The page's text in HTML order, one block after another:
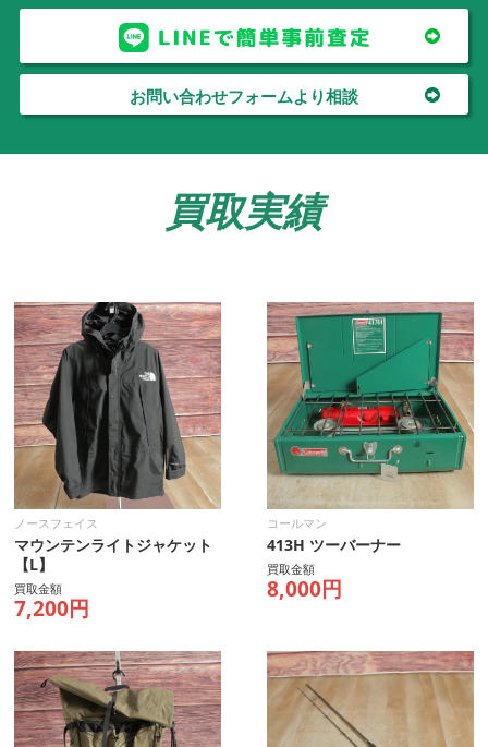
お問い合わせフォームより相談
買取実績
ノースフェイス
マウンテンライトジャケット
【L】
買取金額
7,200円
コールマン
413H ツーバーナー
買取金額
8,000円